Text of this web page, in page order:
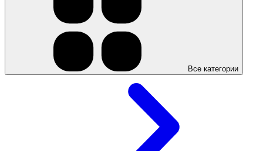
Все категории